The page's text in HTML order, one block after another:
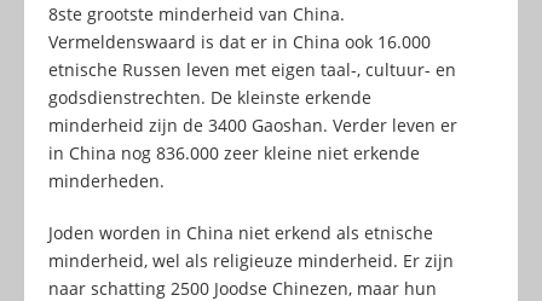
8ste grootste minderheid van China.
Vermeldenswaard is dat er in China ook 16.000
etnische Russen leven met eigen taal-, cultuur- en
godsdienstrechten. De kleinste erkende
minderheid zijn de 3400 Gaoshan. Verder leven er
in China nog 836.000 zeer kleine niet erkende
minderheden.
Joden worden in China niet erkend als etnische
minderheid, wel als religieuze minderheid. Er zijn
naar schatting 2500 Joodse Chinezen, maar hun